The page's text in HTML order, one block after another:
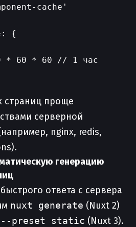
cache'
{
* 60 * 60 // 1 час
страниц проще
серверной
nginx, redis,
генерацию
ответа с сервера
nuxt generate (Nuxt 2)
preset static (Nuxt 3).